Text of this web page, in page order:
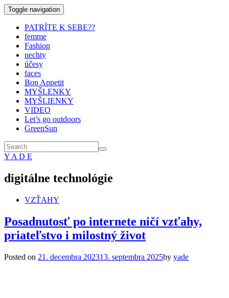
Toggle navigation
PATRÍTE K SEBE??
femme
Fashion
nechty
účesy
faces
Bon Appetit
MYŠLENKY
MYŠLIENKY
VIDEO
Let’s go outdoors
GreenSun
Y A D E
digitálne technológie
VZŤAHY
Posadnutosť po internete ničí vzťahy,
priateľstvo i milostný život
Posted on 21. decembra 202313. septembra 2025by yade